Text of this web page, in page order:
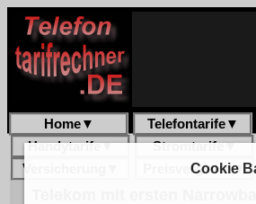
Home▼ Telefontarife▼
Handytarife▼ Stromtarife▼
Versicherung
Preisvergleich▼
Cookie